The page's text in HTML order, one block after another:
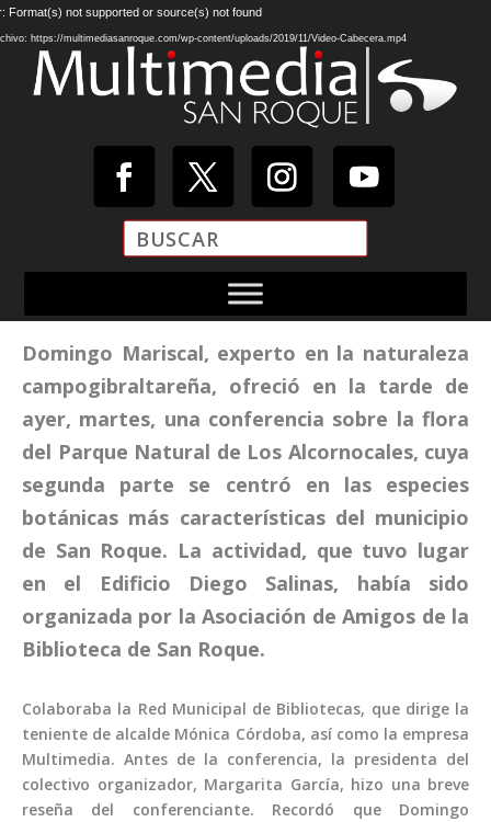
Reproductor
de
Format(s) not supported or source(s) not found
https://multimediasanroque.com/wp-content/uploads/2019/11/Video-Cabecera.mp4
Domingo Mariscal, experto en la naturaleza
campogibraltareña, ofreció en la tarde de
ayer, martes, una conferencia sobre la flora
del Parque Natural de Los Alcornocales, cuya
segunda parte se centró en las especies
botánicas más características del municipio
de San Roque. La actividad, que tuvo lugar
en el Edificio Diego Salinas, había sido
organizada por la Asociación de Amigos de la
Biblioteca de San Roque.
Colaboraba la Red Municipal de Bibliotecas, que dirige la
teniente de alcalde Mónica Córdoba, así como la empresa
Multimedia. Antes de la conferencia, la presidenta del
colectivo organizador, Margarita García, hizo una breve
reseña del conferenciante. Recordó que Domingo